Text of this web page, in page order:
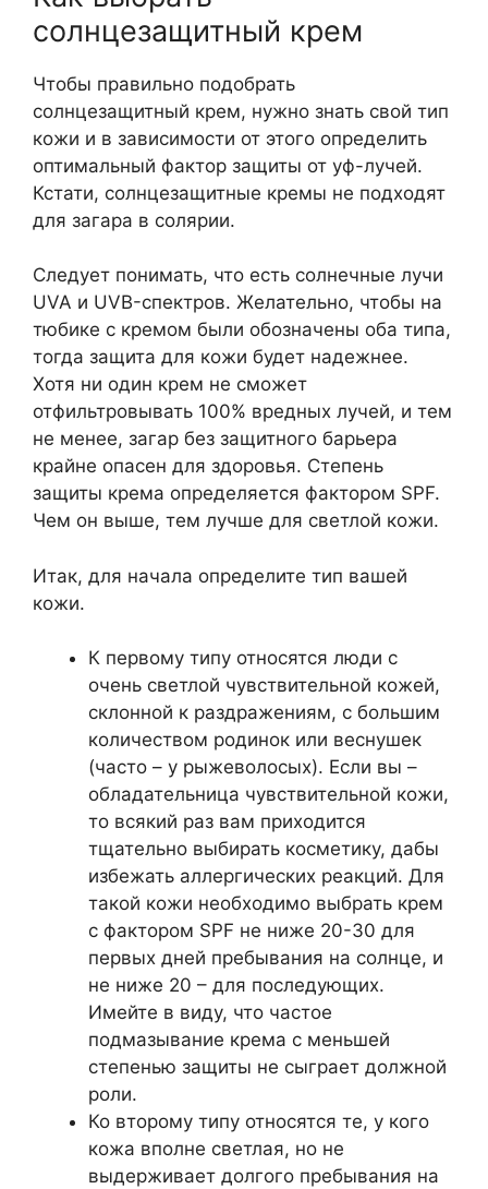
солнцезащитный крем
Чтобы правильно подобрать
солнцезащитный крем, нужно знать свой тип
кожи и в зависимости от этого определить
оптимальный фактор защиты от уф-лучей.
Кстати, солнцезащитные кремы не подходят
для загара в солярии.
Следует понимать, что есть солнечные лучи
UVA и UVB-спектров. Желательно, чтобы на
тюбике с кремом были обозначены оба типа,
тогда защита для кожи будет надежнее.
Хотя ни один крем не сможет
отфильтровывать 100% вредных лучей, и тем
не менее, загар без защитного барьера
крайне опасен для здоровья. Степень
защиты крема определяется фактором SPF.
Чем он выше, тем лучше для светлой кожи.
Итак, для начала определите тип вашей
кожи.
К первому типу относятся люди с
очень светлой чувствительной кожей,
склонной к раздражениям, с большим
количеством родинок или веснушек
(часто – у рыжеволосых). Если вы –
обладательница чувствительной кожи,
то всякий раз вам приходится
тщательно выбирать косметику, дабы
избежать аллергических реакций. Для
такой кожи необходимо выбрать крем
с фактором SPF не ниже 20-30 для
первых дней пребывания на солнце, и
не ниже 20 – для последующих.
Имейте в виду, что частое
подмазывание крема с меньшей
степенью защиты не сыграет должной
роли.
Ко второму типу относятся те, у кого
кожа вполне светлая, но не
выдерживает долгого пребывания на